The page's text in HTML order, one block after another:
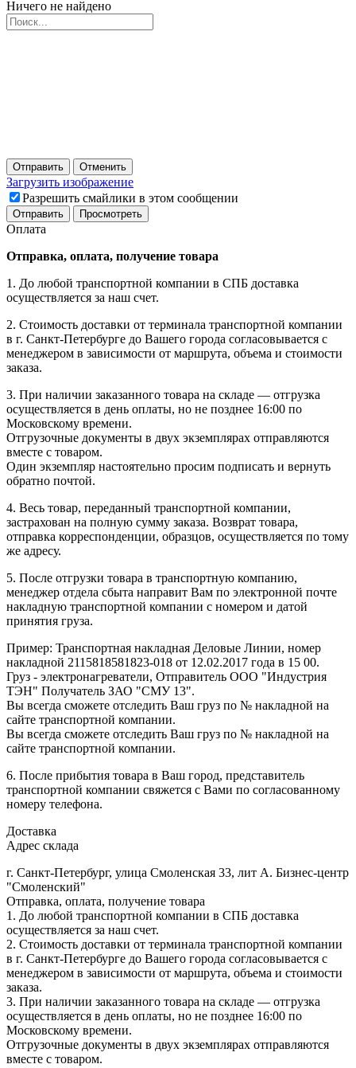
Ничего не найдено
Отправить Отменить
Загрузить изображение
Разрешить смайлики в этом сообщении
Оплата
Отправка, оплата, получение товара
1. До любой транспортной компании в СПБ доставка
осуществляется за наш счет.
2. Стоимость доставки от терминала транспортной компании
в г. Санкт-Петербурге до Вашего города согласовывается с
менеджером в зависимости от маршрута, объема и стоимости
заказа.
3. При наличии заказанного товара на складе — отгрузка
осуществляется в день оплаты, но не позднее 16:00 по
Московскому времени.
Отгрузочные документы в двух экземплярах отправляются
вместе с товаром.
Один экземпляр настоятельно просим подписать и вернуть
обратно почтой.
4. Весь товар, переданный транспортной компании,
застрахован на полную сумму заказа. Возврат товара,
отправка корреспонденции, образцов, осуществляется по тому
же адресу.
5. После отгрузки товара в транспортную компанию,
менеджер отдела сбыта направит Вам по электронной почте
накладную транспортной компании с номером и датой
принятия груза.
Пример: Транспортная накладная Деловые Линии, номер
накладной 2115818581823-018 от 12.02.2017 года в 15 00.
Груз - электронагреватели, Отправитель ООО "Индустрия
ТЭН" Получатель ЗАО "СМУ 13".
Вы всегда сможете отследить Ваш груз по № накладной на
сайте транспортной компании.
Вы всегда сможете отследить Ваш груз по № накладной на
сайте транспортной компании.
6. После прибытия товара в Ваш город, представитель
транспортной компании свяжется с Вами по согласованному
номеру телефона.
Доставка
Адрес склада
г. Санкт-Петербург, улица Смоленская 33, лит А. Бизнес-центр
"Смоленский"
Отправка, оплата, получение товара
1. До любой транспортной компании в СПБ доставка
осуществляется за наш счет.
2. Стоимость доставки от терминала транспортной компании
в г. Санкт-Петербурге до Вашего города согласовывается с
менеджером в зависимости от маршрута, объема и стоимости
заказа.
3. При наличии заказанного товара на складе — отгрузка
осуществляется в день оплаты, но не позднее 16:00 по
Московскому времени.
Отгрузочные документы в двух экземплярах отправляются
вместе с товаром.